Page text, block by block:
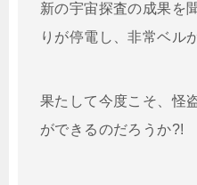
新の宇宙探査の成果を
りが停電し、非常ベル
果たして今度こそ、怪
ができるのだろうか?!